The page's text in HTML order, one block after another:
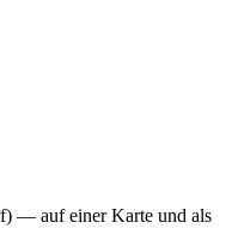
— auf einer Karte und als